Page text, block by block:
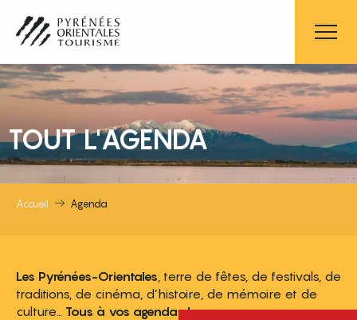
contenu
principal
TOUT L'AGENDA
Accueil Agenda
Les Pyrénées-Orientales , terre de fêtes, de festivals, de
traditions, de cinéma, d’histoire, de mémoire et de
culture… Tous à vos agendas !